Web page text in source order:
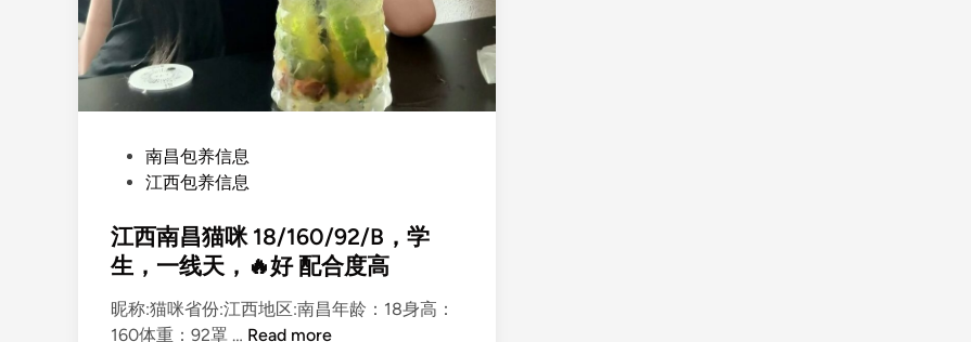
t
e
i
n
南昌包养信息
江西包养信息
江西南昌猫咪 18/160/92/B，学
生，一线天，🔥好 配合度高
昵称:猫咪省份:江西地区:南昌年龄：18身高：
160体重：92罩 … 江
Read more